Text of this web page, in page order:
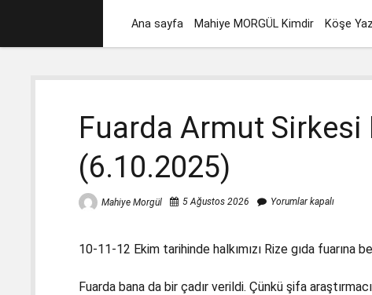
Ana sayfa Mahiye MORGÜL Kimdir Köşe
Fuarda Armut Sirkesi
(6.10.2025)
Mahiye Morgül 5 Ağustos 2026 Yorumlar kapalı
10-11-12 Ekim tarihinde halkımızı Rize gıda fuarına
Fuarda bana da bir çadır verildi. Çünkü şifa